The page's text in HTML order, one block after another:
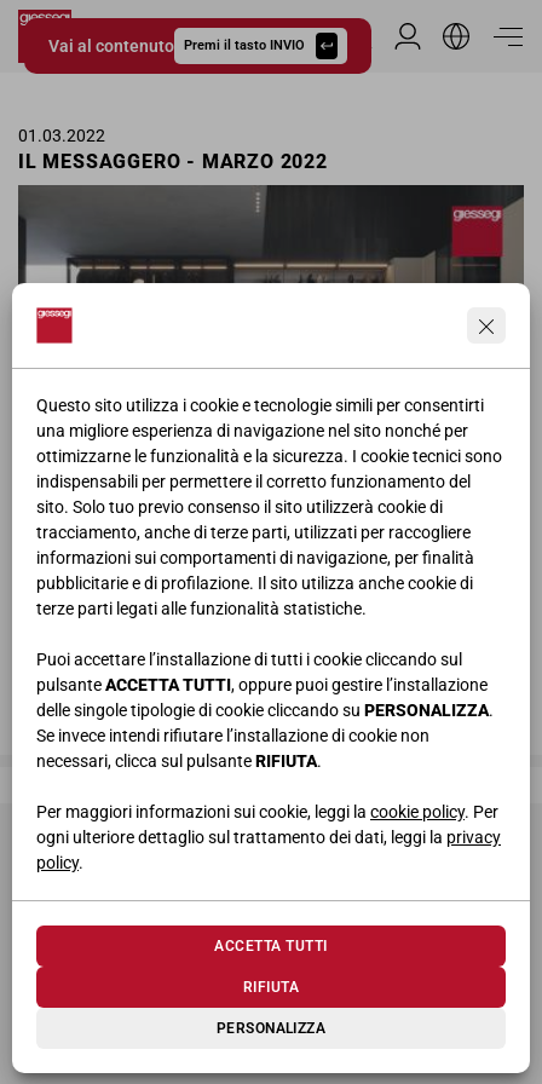
Questo sito utilizza i cookie e tecnologie simili per consentirti
una migliore esperienza di navigazione nel sito nonché per
ottimizzarne le funzionalità e la sicurezza. I cookie tecnici sono
indispensabili per permettere il corretto funzionamento del
sito. Solo tuo previo consenso il sito utilizzerà cookie di
tracciamento, anche di terze parti, utilizzati per raccogliere
informazioni sui comportamenti di navigazione, per finalità
pubblicitarie e di profilazione. Il sito utilizza anche cookie di
terze parti legati alle funzionalità statistiche.
Puoi accettare l’installazione di tutti i cookie cliccando sul
pulsanteACCETTA TUTTI, oppure puoi gestire l’installazione
delle singole tipologie di cookie cliccando su PERSONALIZZA.
Se invece intendi rifiutare l’installazione di cookie non
necessari, clicca sul pulsanteRIFIUTA.
Per maggiori informazioni sui cookie, leggi la cookie policy. Per
ogni ulteriore dettaglio sul trattamento dei dati, leggi la privacy
policy.
PERSONALIZZA
RIFIUTA
ACCETTA TUTTI
Vai al contenuto Premi il tasto INVIO
Giessegi.it
Area Riservata
01.03.2022
IL MESSAGGERO - MARZO 2022
Giessegi, dove la qualità è di casa
© 2026 Giessegi Industria Mobili S.p.a. P.I. 00642760433
Via Bramante 39, 62010 Appignano MC (Italia)
info@giessegi.it